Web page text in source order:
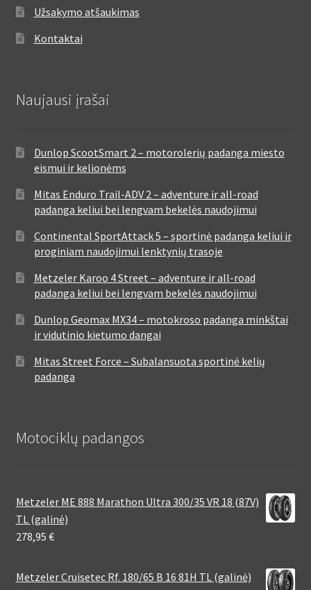
Užsakymo atšaukimas
Kontaktai
Naujausi įrašai
Dunlop ScootSmart 2 – motorolerių padanga miesto
eismui ir kelionėms
Mitas Enduro Trail-ADV 2 – adventure ir all-road
padanga keliui bei lengvam bekelės naudojimui
Continental SportAttack 5 – sportinė padanga keliui ir
proginiam naudojimui lenktynių trasoje
Metzeler Karoo 4 Street – adventure ir all-road
padanga keliui bei lengvam bekelės naudojimui
Dunlop Geomax MX34 – motokroso padanga minkštai
ir vidutinio kietumo dangai
Mitas Street Force – Subalansuota sportinė kelių
padanga
Motociklų padangos
Metzeler ME 888 Marathon Ultra 300/35 VR 18 (87V)
TL (galinė)
278,95 €
Metzeler Cruisetec Rf. 180/65 B 16 81H TL (galinė)